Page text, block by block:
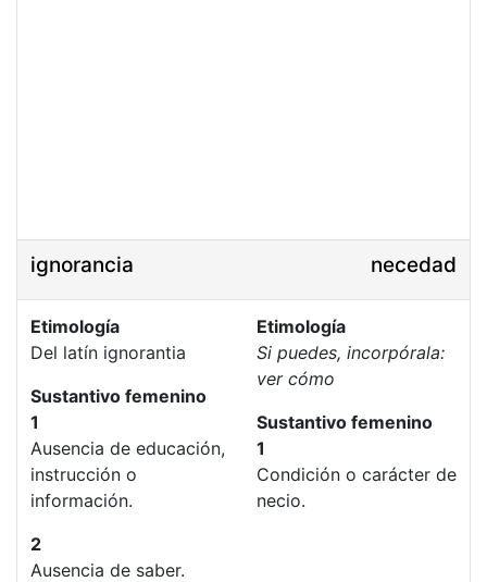
ignorancia necedad
Etimología
Del latín ignorantia
Sustantivo femenino
1
Ausencia de educación,
instrucción o
información.
2
Ausencia de saber.
Etimología
Si puedes, incorpórala:
ver cómo
Sustantivo femenino
1
Condición o carácter de
necio.